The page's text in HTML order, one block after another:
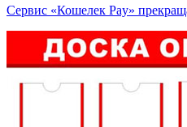
Сервис «Кошелек Pay»